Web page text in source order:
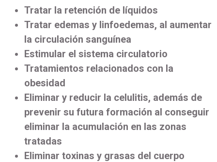
Tratar la retención de líquidos
Tratar edemas y linfoedemas, al aumentar
la circulación sanguínea
Estimular el sistema circulatorio
Tratamientos relacionados con la
obesidad
Eliminar y reducir la celulitis, además de
prevenir su futura formación al conseguir
eliminar la acumulación en las zonas
tratadas
Eliminar toxinas y grasas del cuerpo